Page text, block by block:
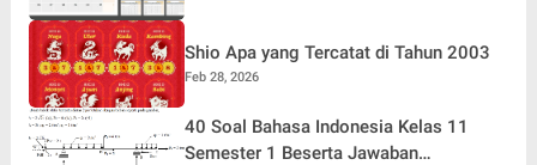
Shio Apa yang Tercatat di Tahun 2003
Feb 28, 2026
40 Soal Bahasa Indonesia Kelas 11
Semester 1 Beserta Jawaban